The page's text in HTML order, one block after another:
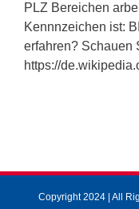
PLZ Bereichen
Kennnzeichen ist:
erfahren? Schauen
https://
Copyright 2024 | All